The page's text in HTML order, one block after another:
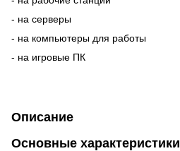
- на серверы
- на компьютеры для работы
- на игровые ПК
Описание
Основные характеристики